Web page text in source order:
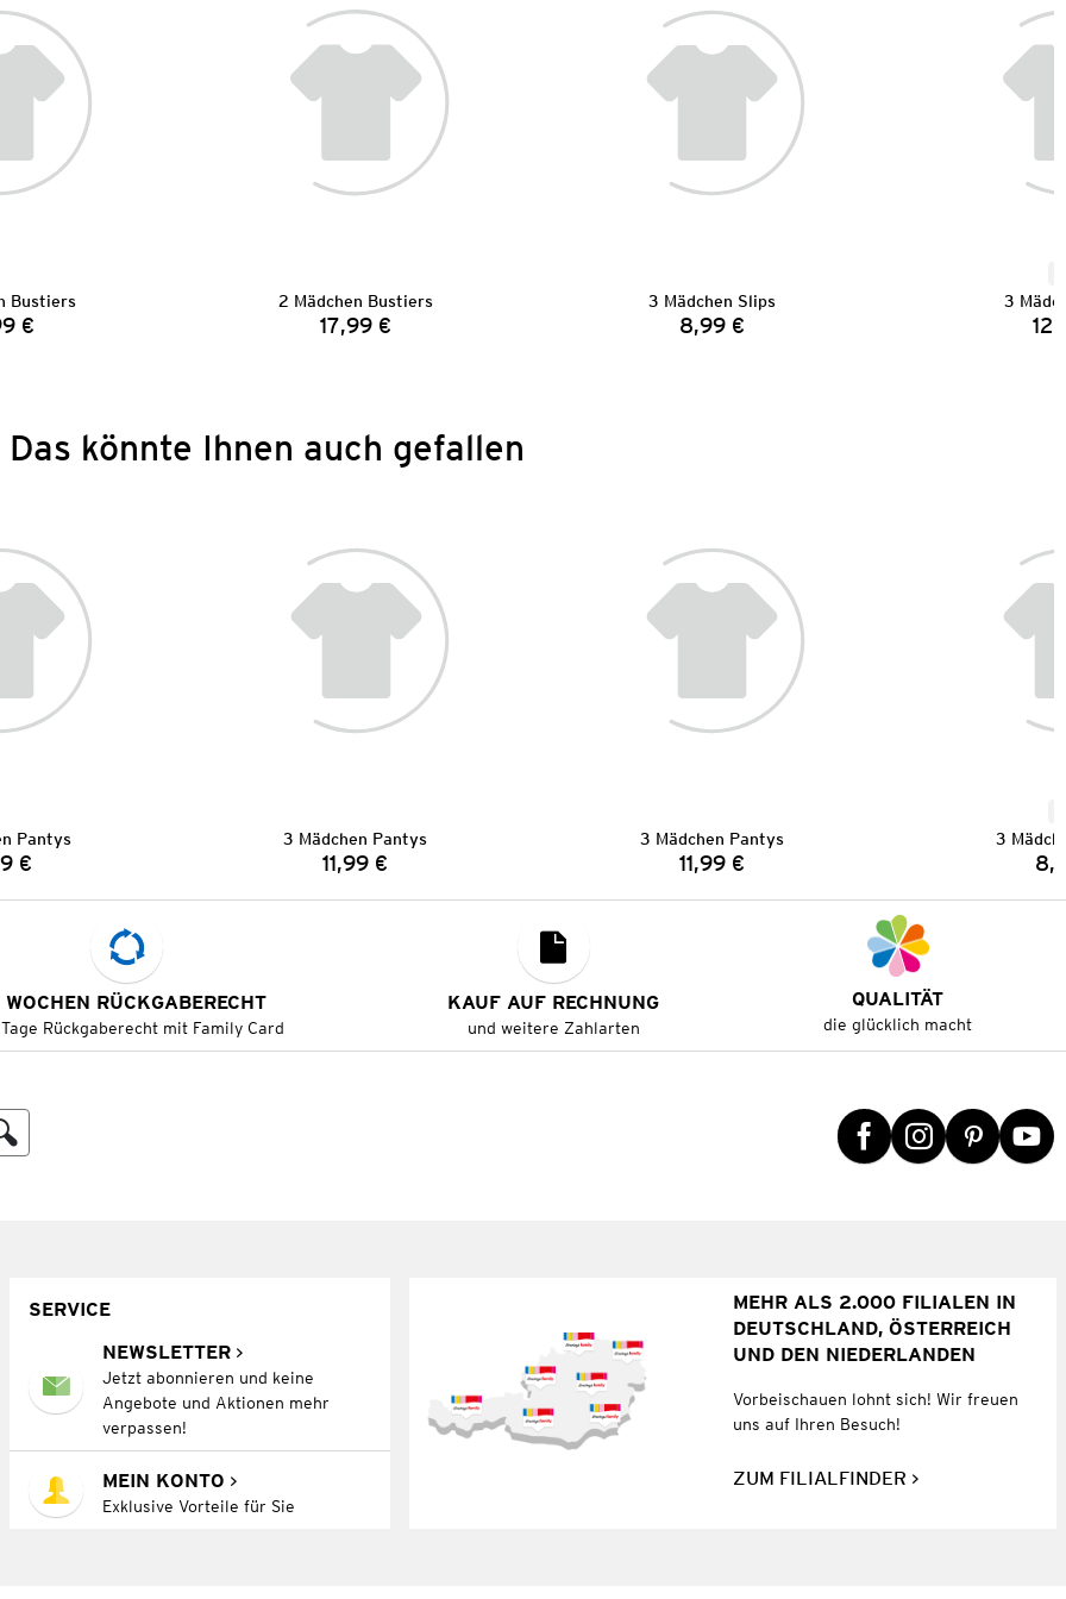
Bustiers
€
2 Mädchen Bustiers
Preis:
17,99 €
3 Mädchen Slips
Preis:
8,99 €
3
Das könnte Ihnen auch gefallen
Pantys
€
3 Mädchen Pantys
Preis:
11,99 €
3 Mädchen Pantys
Preis:
11,99 €
3
RÜCKGABERECHT
Rückgaberecht mit Family Card
KAUF AUF RECHNUNG
und weitere Zahlarten
QUALITÄT
die glücklich macht
SERVICE
NEWSLETTER
Jetzt abonnieren und keine
Angebote und Aktionen mehr
verpassen!
MEIN KONTO
Exklusive Vorteile für Sie
MEHR ALS 2.000 FILIALEN IN
DEUTSCHLAND, ÖSTERREICH
UND DEN NIEDERLANDEN
Vorbeischauen lohnt sich! Wir freuen
uns auf Ihren Besuch!
ZUM FILIALFINDER